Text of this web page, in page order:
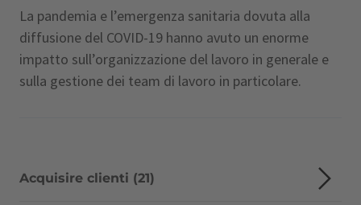
La pandemia e l’emergenza sanitaria dovuta alla
diffusione del COVID-19 hanno avuto un enorme
impatto sull’organizzazione del lavoro in generale e
sulla gestione dei team di lavoro in particolare.
Acquisire clienti (21)